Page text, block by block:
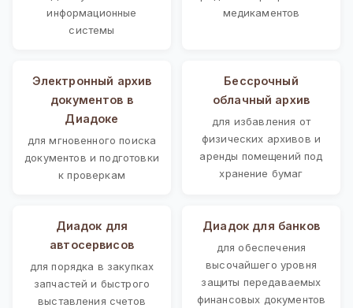
информационные
системы
медикаментов
Электронный архив
документов в
Диадоке
для мгновенного поиска
документов и подготовки
к проверкам
Бессрочный
облачный архив
для избавления от
физических архивов и
аренды помещений под
хранение бумаг
Диадок для
автосервисов
для порядка в закупках
запчастей и быстрого
выставления счетов
Диадок для банков
для обеспечения
высочайшего уровня
защиты передаваемых
финансовых документов